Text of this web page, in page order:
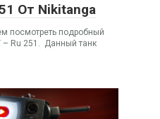
От Nikitanga
посмотреть подробный
– Ru 251. Данный танк